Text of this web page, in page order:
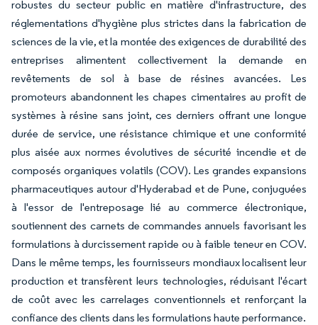
robustes du secteur public en matière d'infrastructure, des
réglementations d'hygiène plus strictes dans la fabrication de
sciences de la vie, et la montée des exigences de durabilité des
entreprises alimentent collectivement la demande en
revêtements de sol à base de résines avancées. Les
promoteurs abandonnent les chapes cimentaires au profit de
systèmes à résine sans joint, ces derniers offrant une longue
durée de service, une résistance chimique et une conformité
plus aisée aux normes évolutives de sécurité incendie et de
composés organiques volatils (COV). Les grandes expansions
pharmaceutiques autour d'Hyderabad et de Pune, conjuguées
à l'essor de l'entreposage lié au commerce électronique,
soutiennent des carnets de commandes annuels favorisant les
formulations à durcissement rapide ou à faible teneur en COV.
Dans le même temps, les fournisseurs mondiaux localisent leur
production et transfèrent leurs technologies, réduisant l'écart
de coût avec les carrelages conventionnels et renforçant la
confiance des clients dans les formulations haute performance.